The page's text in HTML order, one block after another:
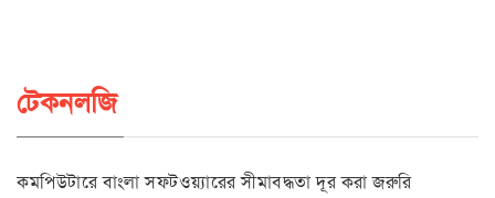
টেকনলজি
কমপিউটারে বাংলা সফটওয়্যারের সীমাবদ্ধতা দূর করা জরুরি